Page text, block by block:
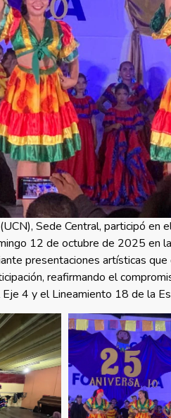
Sede Central, participó
12 de octubre de 2025 en
presentaciones artísticas
reafirmando el
Eje 4 y el Lineamiento 18 de la